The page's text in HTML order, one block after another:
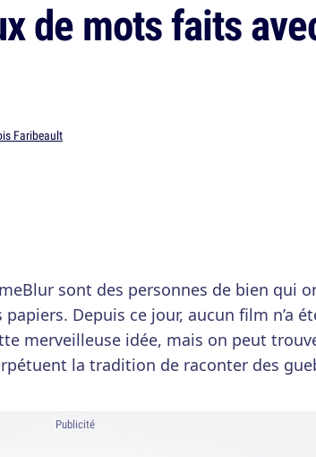
de mots faits
Faribeault
sont des personnes de bien qui
Depuis ce jour, aucun film n’a
merveilleuse idée, mais on peut
la tradition de raconter des
Publicité